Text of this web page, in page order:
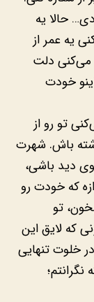
حالا یه
یه عمر از
می‌کنی دلت
خودت
تو رو از
باش. شهرت
دید باشی،
که خودت رو
تو
که لایق این
خلوت تنهایی